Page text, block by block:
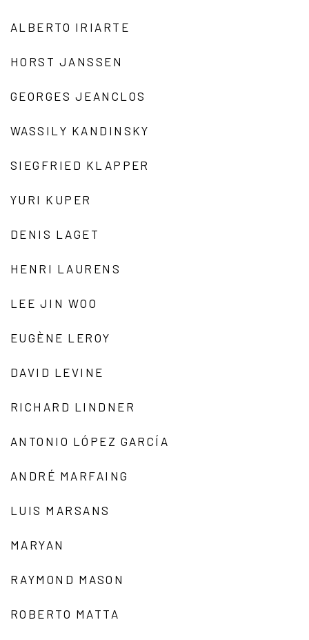
ALBERTO IRIARTE
HORST JANSSEN
GEORGES JEANCLOS
WASSILY KANDINSKY
SIEGFRIED KLAPPER
YURI KUPER
DENIS LAGET
HENRI LAURENS
LEE JIN WOO
EUGÈNE LEROY
DAVID LEVINE
RICHARD LINDNER
ANTONIO LÓPEZ GARCÍA
ANDRÉ MARFAING
LUIS MARSANS
MARYAN
RAYMOND MASON
ROBERTO MATTA